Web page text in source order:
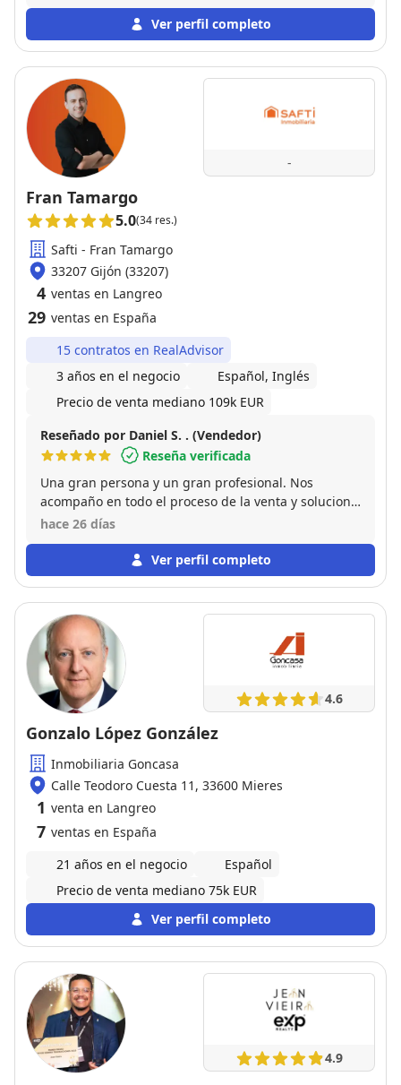
todas las letras. Muy agradecidos por todo. Volvería
a confiar en el sin duda.
Ver perfil completo
-
Fran Tamargo
5.0(34 res.)
Safti - Fran Tamargo
33207 Gijón (33207)
4 ventas en Langreo
29 ventas en España
15 contratos en RealAdvisor
3 años en el negocio
Español, Inglés
Precio de venta mediano 109k EUR
Reseñado por Daniel S. . (Vendedor)
Reseña verificada
Una gran persona y un gran profesional. Nos
acompaño en todo el proceso de la venta y solucionó
todos los problemas que surgieron durante la
duda volvería a confiar en sus servicios en todas las
ocasiones.
hace 26 días
Ver perfil completo
4.6
Gonzalo López González
Inmobiliaria Goncasa
Calle Teodoro Cuesta 11, 33600 Mieres
1 venta en Langreo
7 ventas en España
21 años en el negocio
Español
Precio de venta mediano 75k EUR
Ver perfil completo
4.9